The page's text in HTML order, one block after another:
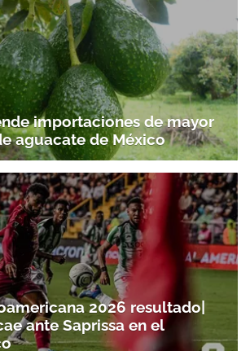
importaciones de mayor
aguacate de México
2026 resultado|
ante Saprissa en el